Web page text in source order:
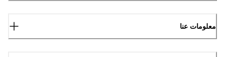
معلومات عنا